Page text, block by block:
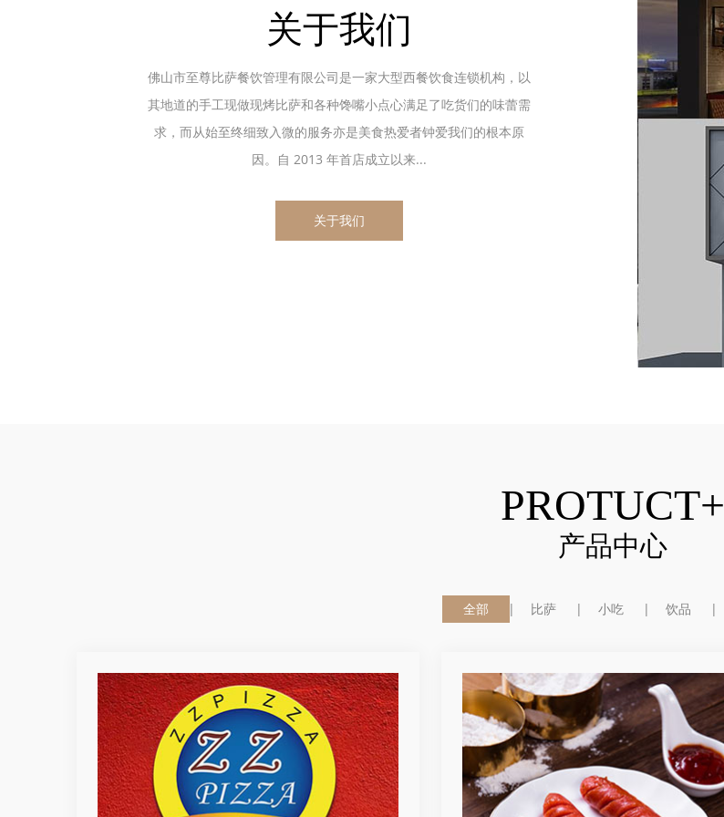
关于我们
佛山市至尊比萨餐饮管理有限公司是一家大型西餐饮食连锁机构，以
其地道的手工现做现烤比萨和各种馋嘴小点心满足了吃货们的味蕾需
求，而从始至终细致入微的服务亦是美食热爱者钟爱我们的根本原
因。自 2013 年首店成立以来...
关于我们
PROTUCT+
产品中心
全部 比萨 小吃 饮品